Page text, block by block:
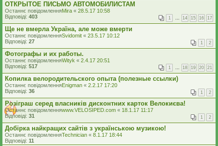
ОТКРЫТОЕ ПИСЬМО АВТОМОБИЛИСТАМ
Останнє повідомленняMira « 28.5.17 10:58
Відповіді: 403 1 … 14 15 16 17
Ще не вмерла Україна, але може вмерти
Останнє повідомленняSvidomit « 23.5.17 10:12
Відповіді: 27 1 2
Фотографы и их работы.
Останнє повідомленняWityk « 2.4.17 20:51
Відповіді: 517 1 … 18 19 20 21
Копилка велородительского опыта (полезные ссылки)
Останнє повідомленняEnigman « 2.2.17 17:20
Відповіді: 36 1 2
Розіграш серед власників дисконтних карток Велокиєва!
Останнє повідомленняwww.VELOSIPED.com « 18.1.17 11:17
Відповіді: 31 1 2
Добірка найкращих сайтів з українською музикою!
Останнє повідомленняTechnician « 8.1.17 18:44
Відповіді: 11